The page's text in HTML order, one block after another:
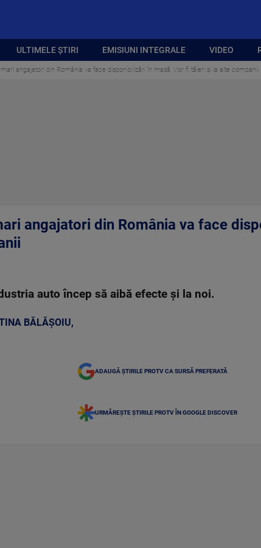
ULTIMELE ȘTIRI EMISIUNI INTEGRALE VIDEO
angajatori din România va face disponibilizări în masă. Vor fi tăieri și la alte companii
angajatori din România va face
auto încep să aibă efecte și la noi.
BĂLĂȘOIU,
ADAUGĂ ȘTIRILE PROTV CA SURSĂ PREFERATĂ
URMĂREȘTE ȘTIRILE PROTV ÎN GOOGLE DISCOVER